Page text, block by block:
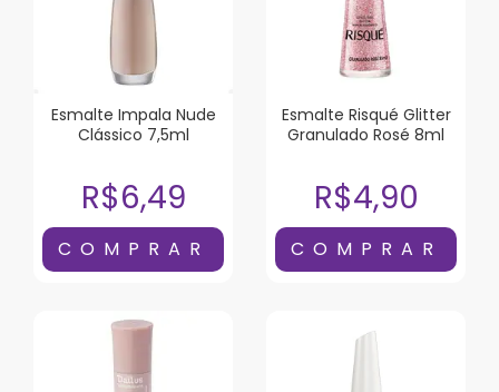
Esmalte Impala Nude
Clássico 7,5ml
R$6,49
Esmalte Risqué Glitter
Granulado Rosé 8ml
R$4,90